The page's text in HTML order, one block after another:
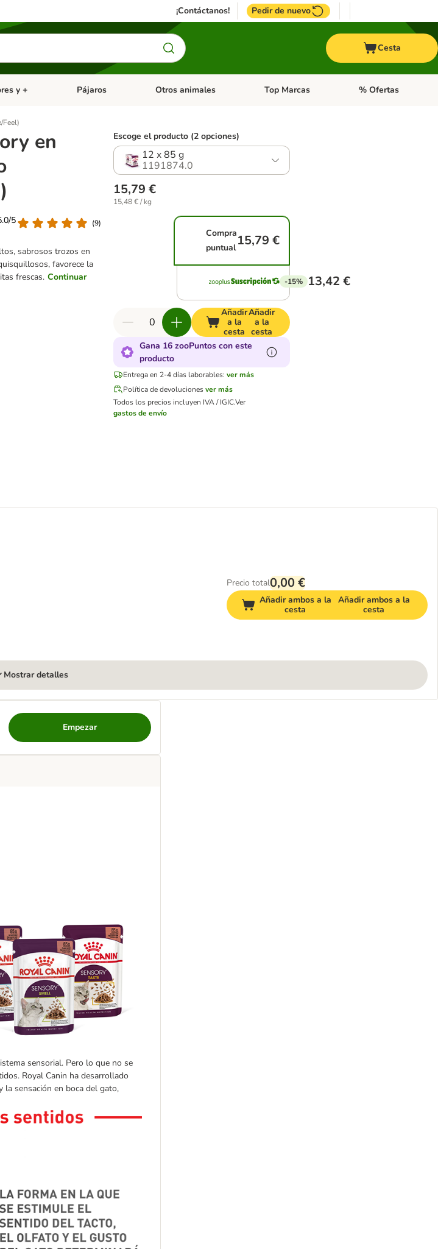
¡Contáctanos! Pedir de nuevo
Cesta
categoria abierto: Antiparasitarios
y + Menú de categoria abierto: Roedores y +
Pájaros Menú de categoria abierto: Pájaros
Otros animales Menú de categoria abierto: Otros animales
Top Marcas Menú de categoria
% Ofertas
Feel)
en
5
(9)
sabrosos trozos en
favorece la
frescas. Continuar
Escoge el producto (2 opciones)
12 x 85 g
1191874.0
15,79 €
15,48 € / kg
Compra
puntual 15,79 €
-15% 13,42 €
Añadir
a la
cesta
Añadir
a la
cesta
Gana 16 zooPuntos con este
producto
Entrega en 2-4 días laborables: ver más
Política de devolucionesver más
Todos los precios incluyen IVA / IGIC.Ver
gastos de envío
Precio total0,00 €
Añadir ambos a la
cesta
Añadir ambos a la
cesta
Mostrar detalles
Empezar
sensorial. Pero lo que no se
Royal Canin ha desarrollado
sensación en boca del gato,